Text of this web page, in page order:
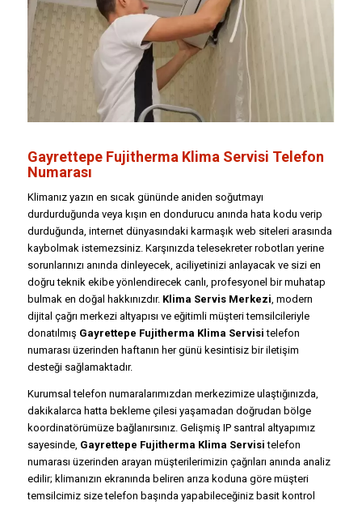
Gayrettepe Fujitherma Klima Servisi Telefon
Numarası
Klimanız yazın en sıcak gününde aniden soğutmayı
durdurduğunda veya kışın en dondurucu anında hata kodu verip
durduğunda, internet dünyasındaki karmaşık web siteleri arasında
kaybolmak istemezsiniz. Karşınızda telesekreter robotları yerine
sorunlarınızı anında dinleyecek, aciliyetinizi anlayacak ve sizi en
doğru teknik ekibe yönlendirecek canlı, profesyonel bir muhatap
bulmak en doğal hakkınızdır. Klima Servis Merkezi, modern
dijital çağrı merkezi altyapısı ve eğitimli müşteri temsilcileriyle
donatılmış Gayrettepe Fujitherma Klima Servisi telefon
numarası üzerinden haftanın her günü kesintisiz bir iletişim
desteği sağlamaktadır.
Kurumsal telefon numaralarımızdan merkezimize ulaştığınızda,
dakikalarca hatta bekleme çilesi yaşamadan doğrudan bölge
koordinatörümüze bağlanırsınız. Gelişmiş IP santral altyapımız
sayesinde, Gayrettepe Fujitherma Klima Servisi telefon
numarası üzerinden arayan müşterilerimizin çağrıları anında analiz
edilir; klimanızın ekranında beliren arıza koduna göre müşteri
temsilcimiz size telefon başında yapabileceğiniz basit kontrol